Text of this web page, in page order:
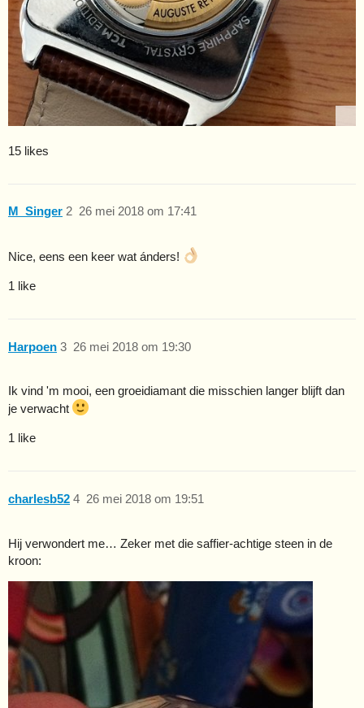
15 likes
M_Singer 26 mei 2018 om 17:41
2
Nice, eens een keer wat ánders!
1 like
Harpoen 26 mei 2018 om 19:30
3
Ik vind 'm mooi, een groeidiamant die misschien langer blijft dan
je verwacht
1 like
charlesb52 26 mei 2018 om 19:51
4
Hij verwondert me… Zeker met die saffier-achtige steen in de
kroon: